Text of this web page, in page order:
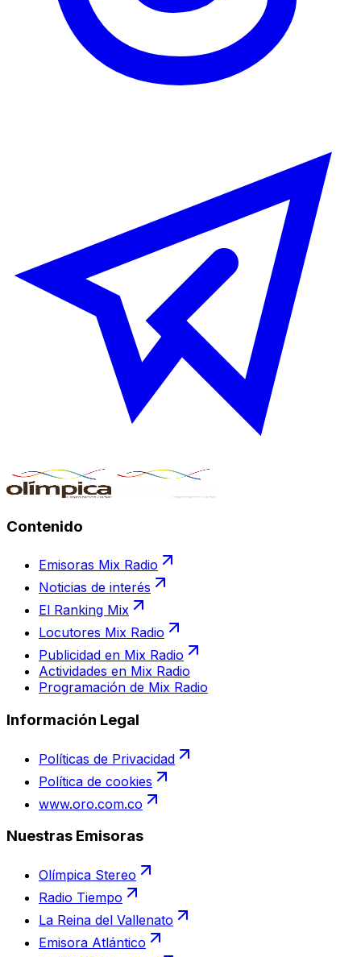
Contenido
Emisoras Mix Radio
Noticias de interés
El Ranking Mix
Locutores Mix Radio
Publicidad en Mix Radio
Actividades en Mix Radio
Programación de Mix Radio
Información Legal
Políticas de Privacidad
Política de cookies
www.oro.com.co
Nuestras Emisoras
Olímpica Stereo
Radio Tiempo
La Reina del Vallenato
Emisora Atlántico